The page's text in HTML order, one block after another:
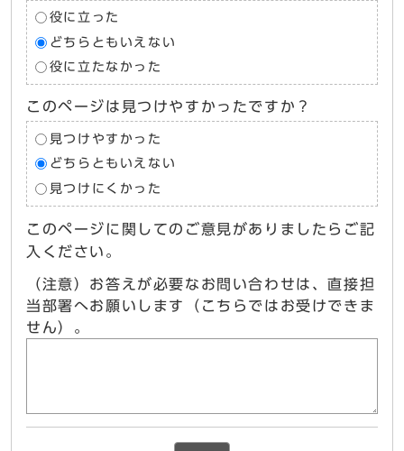
役に立った
どちらともいえない
役に立たなかった
このページは見つけやすかったですか？
見つけやすかった
どちらともいえない
見つけにくかった
このページに関してのご意見がありましたらご記
入ください。
（注意）お答えが必要なお問い合わせは、直接担
当部署へお願いします（こちらではお受けできま
せん）。